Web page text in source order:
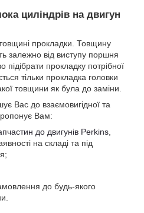
циліндрів на двигун
товщині прокладки. Товщину
залежно від виступу поршня
прокладку потрібної
тільки прокладка головки
товщини як була до заміни.
Вас до взаємовигідної та
Вам:
до двигунів Perkins
на складі та під
до будь-якого